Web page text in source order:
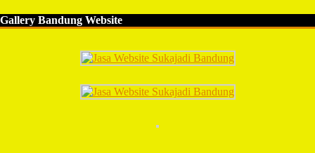
Gallery Bandung Website